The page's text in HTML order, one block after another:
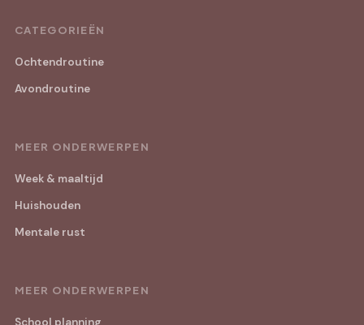
CATEGORIEËN
Ochtendroutine
Avondroutine
MEER ONDERWERPEN
Week & maaltijd
Huishouden
Mentale rust
MEER ONDERWERPEN
School planning